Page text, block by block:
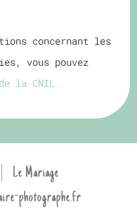
concernant les
vous pouvez
la CNIL.
Le Mariage
photographe.fr